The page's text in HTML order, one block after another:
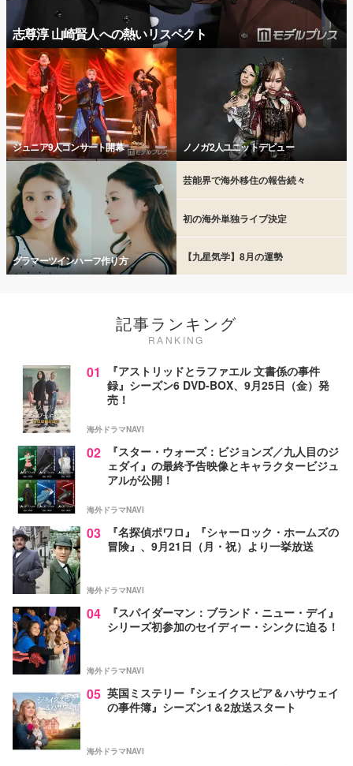
志尊淳 山崎賢人への熱いリスペクト
ジュニア9人コンサート開幕 ノノガ2人ユニットデビュー
グラマーツインハーフ作り方
芸能界で海外移住の報告続々
初の海外単独ライブ決定
【九星気学】8月の運勢
記事ランキング
RANKING
01
『アストリッドとラファエル 文書係の事件
録』シーズン6 DVD-BOX、9月25日（金）発
売！
海外ドラマNAVI
02
『スター・ウォーズ：ビジョンズ／九人目のジ
ェダイ』の最終予告映像とキャラクタービジュ
アルが公開！
海外ドラマNAVI
03
『名探偵ポワロ』『シャーロック・ホームズの
冒険』、9月21日（月・祝）より一挙放送
海外ドラマNAVI
04
『スパイダーマン：ブランド・ニュー・デイ』
シリーズ初参加のセイディー・シンクに迫る！
海外ドラマNAVI
05 英国ミステリー『シェイクスピア＆ハサウェイ
の事件簿』シーズン1＆2放送スタート
海外ドラマNAVI